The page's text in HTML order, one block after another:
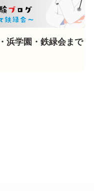
浜学園・鉄緑会まで